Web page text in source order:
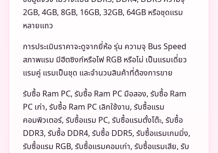
2GB, 4GB, 8GB, 16GB, 32GB, 64GB หรือชุดแรม
หลายแถว
การประเมินราคาจะดูจากยี่ห้อ รุ่น ความจุ Bus Speed
สภาพแรม มีฮีตซิงก์หรือไฟ RGB หรือไม่ เป็นแรมเดี่ยว
แรมคู่ แรมเป็นชุด และจำนวนสินค้าที่ต้องการขาย
รับซื้อ Ram PC, รับซื้อ Ram PC มือสอง, รับซื้อ Ram
PC เก่า, รับซื้อ Ram PC เลิกใช้งาน, รับซื้อแรม
คอมพิวเตอร์, รับซื้อแรม PC, รับซื้อแรมตั้งโต๊ะ, รับซื้อ
DDR3, รับซื้อ DDR4, รับซื้อ DDR5, รับซื้อแรมเกมมิ่ง,
รับซื้อแรม RGB, รับซื้อแรมคอมเก่า, รับซื้อแรมเสีย, รับ